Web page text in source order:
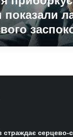
показали
страждає серцево-